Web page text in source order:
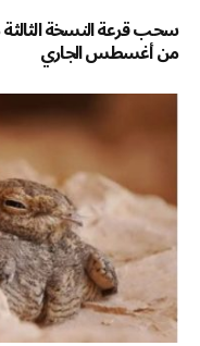
من أغسطس الجاري